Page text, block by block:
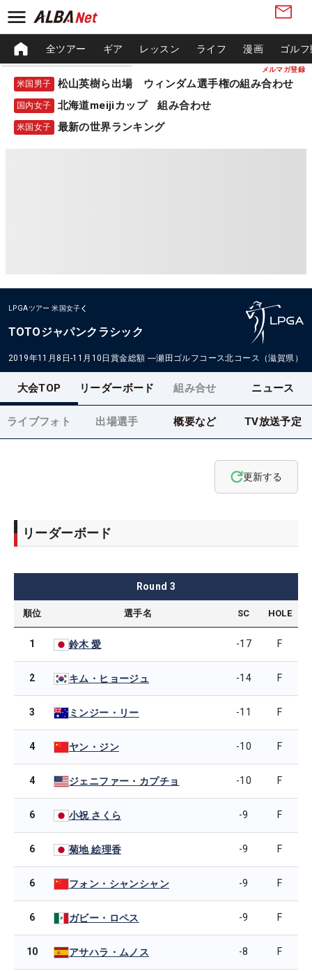
メルマガ登録
全ツアー ギア レッスン ライフ 漫画 ゴル
米国男子 松山英樹ら出場 ウィンダム選手権の組み合わせ
国内女子 北海道meijiカップ 組み合わせ
米国女子 最新の世界ランキング
LPGAツアー 米国女子
TOTOジャパンクラシック
2019年11月8日-11月10日 賞金総額 ―瀬田ゴルフコース北コース（滋賀県）
大会TOP リーダーボード 組み合せ ニュース
ライブフォト 出場選手 概要など TV放送予定
更新する
リーダーボード
Round 3
順位 選手名 SC HOLE
1 鈴木 愛 -17 F
2 キム・ヒョージュ -14 F
3 ミンジー・リー -11 F
4 ヤン・ジン -10 F
4 ジェニファー・カプチョ -10 F
6 小祝 さくら -9 F
6 菊地 絵理香 -9 F
6 フォン・シャンシャン -9 F
6 ガビー・ロペス -9 F
10 アサハラ・ムノス -8 F